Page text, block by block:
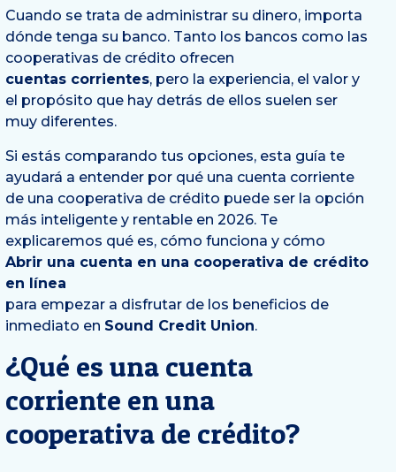
Cuando se trata de administrar su dinero, importa
dónde tenga su banco. Tanto los bancos como las
cooperativas de crédito ofrecen
cuentas corrientes, pero la experiencia, el valor y
el propósito que hay detrás de ellos suelen ser
muy diferentes.
Si estás comparando tus opciones, esta guía te
ayudará a entender por qué una cuenta corriente
de una cooperativa de crédito puede ser la opción
más inteligente y rentable en 2026. Te
explicaremos qué es, cómo funciona y cómo
Abrir una cuenta en una cooperativa de crédito
en línea
para empezar a disfrutar de los beneficios de
inmediato en Sound Credit Union.
¿Qué es una cuenta
corriente en una
cooperativa de crédito?